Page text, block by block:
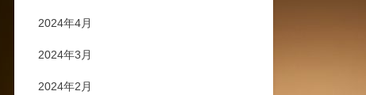
2024年4月
2024年3月
2024年2月